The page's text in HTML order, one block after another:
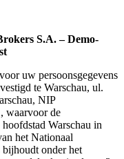
S.A. – Demo-
uw persoonsgegevens
te Warschau, ul.
NIP
waarvoor de
Warschau in
het Nationaal
bijhoudt onder het